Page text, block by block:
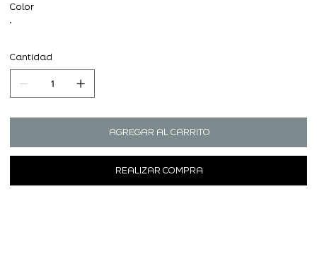
Color
Cantidad
AGREGAR AL CARRITO
REALIZAR COMPRA